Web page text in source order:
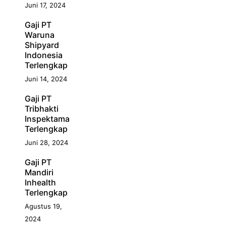
Juni 17, 2024
Gaji PT
Waruna
Shipyard
Indonesia
Terlengkap
Juni 14, 2024
Gaji PT
Tribhakti
Inspektama
Terlengkap
Juni 28, 2024
Gaji PT
Mandiri
Inhealth
Terlengkap
Agustus 19,
2024